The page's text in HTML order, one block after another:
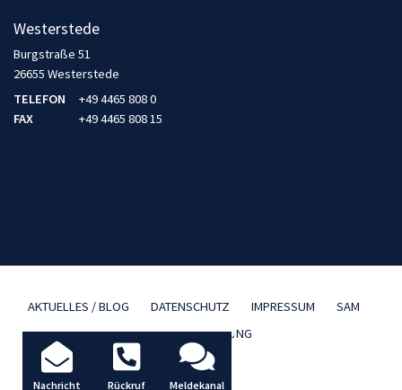
Nachricht Rückruf Meldekanal
Westerstede
Burgstraße 51
26655 Westerstede
TELEFON
+49 4465 808 0
FAX
+49 4465 808 15
AKTUELLES / BLOG DATENSCHUTZ IMPRESSUM
SAM
TBD FERNWARTUNG